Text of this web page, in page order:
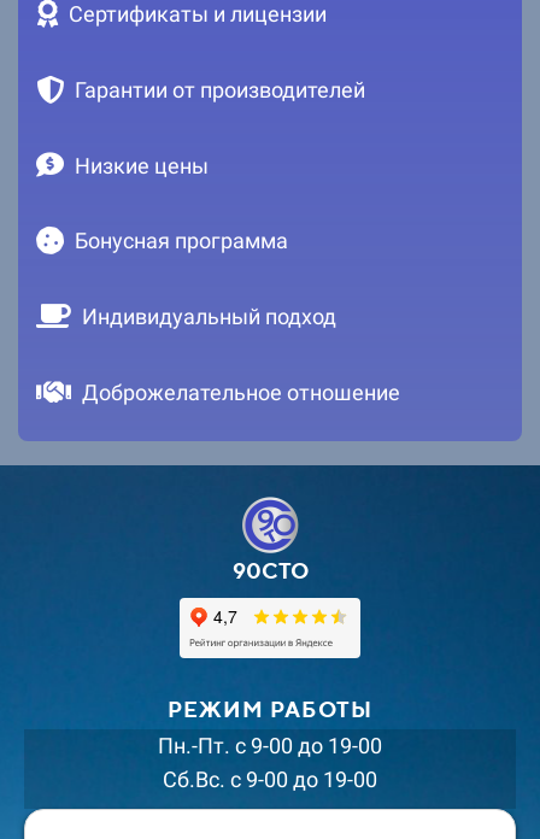
Сертификаты и лицензии
Гарантии от производителей
Низкие цены
Бонусная программа
Индивидуальный подход
Доброжелательное отношение
90СТО
РЕЖИМ РАБОТЫ
Пн.-Пт. с 9-00 до 19-00
Сб.Вс. с 9-00 до 19-00